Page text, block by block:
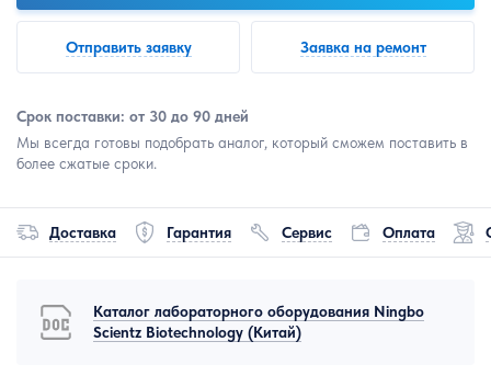
Отправить заявку Заявка на ремонт
Срок поставки: от 30 до 90 дней
Мы всегда готовы подобрать аналог, который сможем поставить в
более сжатые сроки.
Доставка Гарантия Сервис Оплата
Каталог лабораторного оборудования Ningbo
Scientz Biotechnology (Китай)